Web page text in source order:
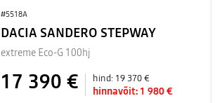
#5518A
DACIA SANDERO STEPWAY
extreme Eco-G 100hj
17 390 € hind: 19 370 €
hinnavõit: 1 980 €